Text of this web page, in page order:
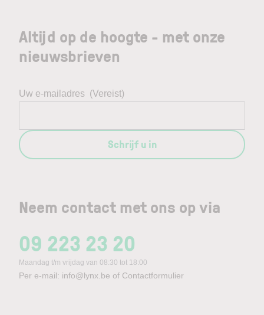
Neem contact met ons op via
09 223 23 20
Maandag t/m vrijdag van 08:30 tot 18:00
Per e-mail: info@lynx.be of Contactformulier
Altijd op de hoogte - met onze
nieuwsbrieven
Uw e-mailadres (Vereist)
Schrijf u in